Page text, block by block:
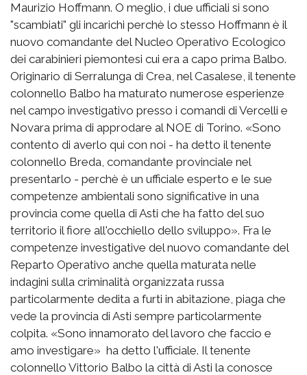
Maurizio Hoffmann. O meglio, i due ufficiali si sono
"scambiati" gli incarichi perchè lo stesso Hoffmann è il
nuovo comandante del Nucleo Operativo Ecologico
dei carabinieri piemontesi cui era a capo prima Balbo.
Originario di Serralunga di Crea, nel Casalese, il tenente
colonnello Balbo ha maturato numerose esperienze
nel campo investigativo presso i comandi di Vercelli e
Novara prima di approdare al NOE di Torino. «Sono
contento di averlo qui con noi - ha detto il tenente
colonnello Breda, comandante provinciale nel
presentarlo - perchè è un ufficiale esperto e le sue
competenze ambientali sono significative in una
provincia come quella di Asti che ha fatto del suo
territorio il fiore all'occhiello dello sviluppo». Fra le
competenze investigative del nuovo comandante del
Reparto Operativo anche quella maturata nelle
indagini sulla criminalità organizzata russa
particolarmente dedita a furti in abitazione, piaga che
vede la provincia di Asti sempre particolarmente
colpita. «Sono innamorato del lavoro che faccio e
amo investigare» ha detto l'ufficiale. Il tenente
colonnello Vittorio Balbo la città di Asti la conosce